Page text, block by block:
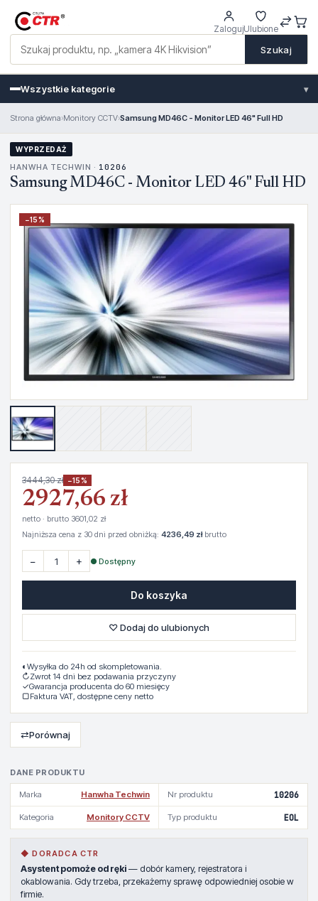
Szukaj
ZalogujUlubione
Wszystkie kategorie ▾
Strona główna›Monitory CCTV›Samsung MD46C - Monitor LED 46" Full HD
WYPRZEDAŻ
HANWHA TECHWIN · 10206
Samsung MD46C - Monitor LED 46" Full HD
−15%
DANE PRODUKTU
Marka Hanwha Techwin Nr produktu 10206
Kategoria Monitory CCTV Typ produktu EOL
◆ DORADCA CTR
Asystent pomoże od ręki — dobór kamery, rejestratora i
okablowania. Gdy trzeba, przekażemy sprawę odpowiedniej osobie w
firmie.
3444,30 zł −15%
2927,66 zł
netto · brutto 3601,02 zł
Najniższa cena z 30 dni przed obniżką: 4236,49 złbrutto
− + ● Dostępny
Do koszyka
♡ Dodaj do ulubionych
◐ Wysyłka do 24h od skompletowania.
↻Zwrot 14 dni bez podawania przyczyny
✓Gwarancja producenta do 60 miesięcy
▢Faktura VAT, dostępne ceny netto
⇄Porównaj